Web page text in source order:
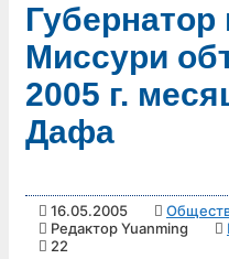
Губернатор
Миссури
2005 г.
Дафа
16.05.2005
Редактор Yuanming
22